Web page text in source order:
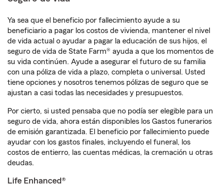
Ya sea que el beneficio por fallecimiento ayude a su
beneficiario a pagar los costos de vivienda, mantener el nivel
de vida actual o ayudar a pagar la educación de sus hijos, el
seguro de vida de State Farm® ayuda a que los momentos de
su vida continúen. Ayude a asegurar el futuro de su familia
con una póliza de vida a plazo, completa o universal. Usted
tiene opciones y nosotros tenemos pólizas de seguro que se
ajustan a casi todas las necesidades y presupuestos.
Por cierto, si usted pensaba que no podía ser elegible para un
seguro de vida, ahora están disponibles los Gastos funerarios
de emisión garantizada. El beneficio por fallecimiento puede
ayudar con los gastos finales, incluyendo el funeral, los
costos de entierro, las cuentas médicas, la cremación u otras
deudas.
Life Enhanced®